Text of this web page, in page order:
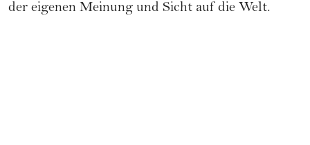
der eigenen Meinung und Sicht auf die Welt.